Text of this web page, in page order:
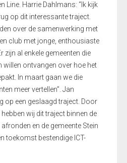
Line. Harrie Dahlmans: “Ik kijk
op dit interessante traject.
over de samenwerking met
club met jonge, enthousiaste
zijn al enkele gemeenten die
willen ontvangen over hoe het
In maart gaan we die
meer vertellen”. Jan
op een geslaagd traject. Door
wij dit traject binnen de
en de gemeente Stein
toekomst bestendige ICT-